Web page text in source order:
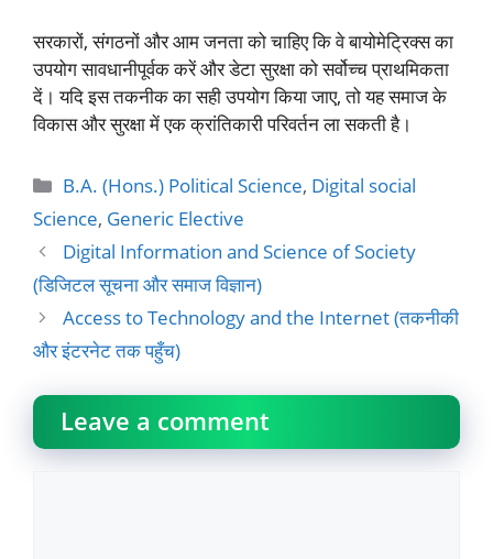
सरकारों, संगठनों और आम जनता को चाहिए कि वे बायोमेट्रिक्स का
उपयोग सावधानीपूर्वक करें और डेटा सुरक्षा को सर्वोच्च प्राथमिकता
दें। यदि इस तकनीक का सही उपयोग किया जाए, तो यह समाज के
विकास और सुरक्षा में एक क्रांतिकारी परिवर्तन ला सकती है।
Categories
B.A. (Hons.) Political Science, Digital social
Science, Generic Elective
Digital Information and Science of Society
(डिजिटल सूचना और समाज विज्ञान)
Access to Technology and the Internet (तकनीकी
और इंटरनेट तक पहुँच)
Leave a comment